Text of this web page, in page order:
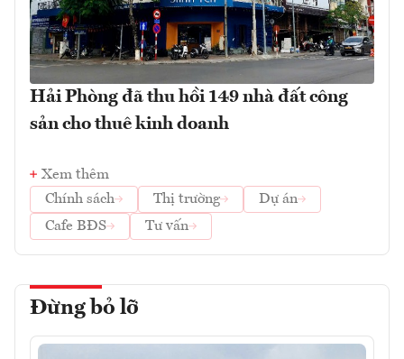
Hải Phòng đã thu hồi 149 nhà đất công
sản cho thuê kinh doanh
Xem thêm
Chính sách
Thị trường
Dự án
Cafe BĐS
Tư vấn
Đừng bỏ lỡ